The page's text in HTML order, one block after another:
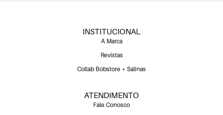
INSTITUCIONAL
A Marca
Revistas
Collab Bobstore + Salinas
ATENDIMENTO
Fale Conosco